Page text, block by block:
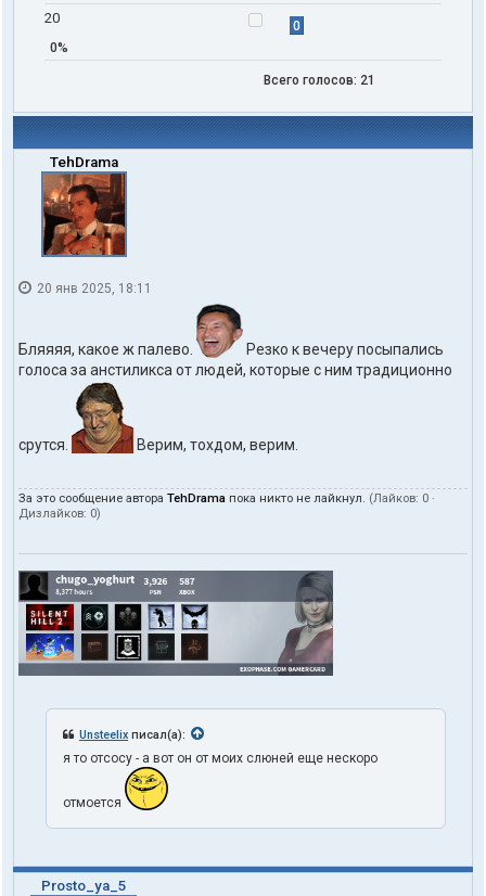
20
0
0%
Всего голосов: 21
TehDrama
20 янв 2025, 18:11
Бляяяя, какое ж палево.
Резко к вечеру посыпались
голоса за анстиликса от людей, которые с ним традиционно
срутся. Верим, тохдом, верим.
За это сообщение автора TehDrama пока никто не лайкнул. (Лайков: 0 ·
Дизлайков: 0)
Unsteelix писал(а):
я то отсосу - а вот он от моих слюней еще нескоро
отмоется
Prosto_ya_5